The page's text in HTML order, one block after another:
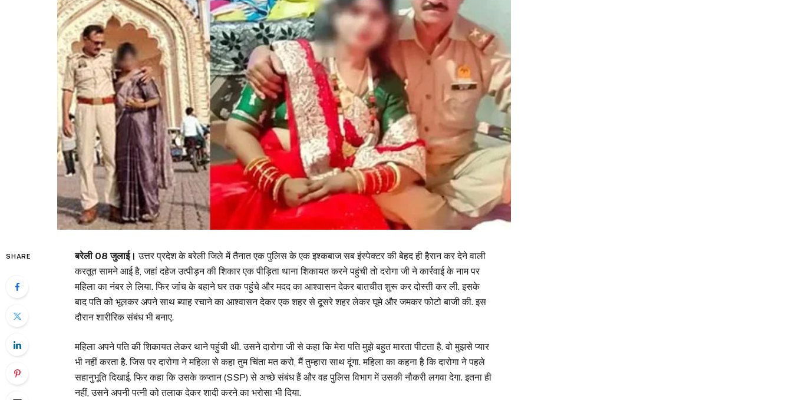
SHARE बरेली 08 जुलाई।उत्तर प्रदेश के बरेली जिले में तैनात एक पुलिस के एक इश्कबाज सब इंस्पेक्टर की बेहद ही हैरान कर देने वाली
करतूत सामने आई है, जहां दहेज उत्पीड़न की शिकार एक पीड़िता थाना शिकायत करने पहुंची तो दरोगा जी ने कार्रवाई के नाम पर
महिला का नंबर ले लिया. फिर जांच के बहाने घर तक पहुंचे और मदद का आश्वासन देकर बातचीत शुरू कर दोस्ती कर ली. इसके
बाद पति को भूलकर अपने साथ ब्याह रचाने का आश्वासन देकर एक शहर से दूसरे शहर लेकर घूमे और जमकर फोटो बाजी की. इस
दौरान शारीरिक संबंध भी बनाए.
महिला अपने पति की शिकायत लेकर थाने पहुंची थी. उसने दारोगा जी से कहा कि मेरा पति मुझे बहुत मारता पीटता है. वो मुझसे प्यार
भी नहीं करता है. जिस पर दारोगा ने महिला से कहा तुम चिंता मत करो, मैं तुम्हारा साथ दूंगा. महिला का कहना है कि दारोगा ने पहले
सहानुभूति दिखाई. फिर कहा कि उसके कप्तान (SSP) से अच्छे संबंध हैं और वह पुलिस विभाग में उसकी नौकरी लगवा देगा. इतना ही
नहीं, उसने अपनी पत्नी को तलाक देकर शादी करने का भरोसा भी दिया.